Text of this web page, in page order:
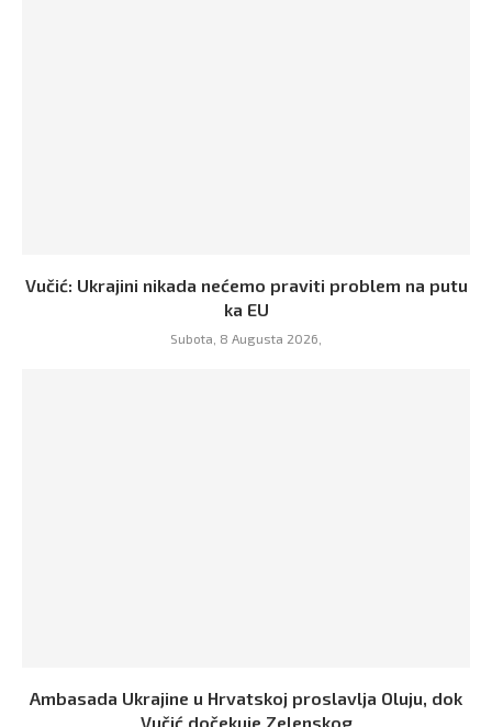
Vučić: Ukrajini nikada nećemo praviti problem na putu
ka EU
Subota, 8 Augusta 2026,
Ambasada Ukrajine u Hrvatskoj proslavlja Oluju, dok
Vučić dočekuje Zelenskog